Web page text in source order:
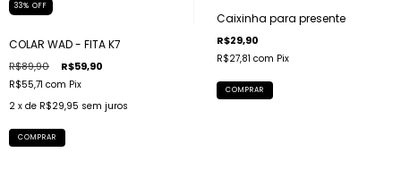
33% OFF
COLAR WAD - FITA K7
R$89,90 R$59,90
R$55,71 com Pix
2 x de R$29,95 sem juros
COMPRAR
Caixinha para presente
R$29,90
R$27,81 com Pix
COMPRAR